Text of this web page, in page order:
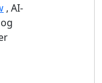
, AI-